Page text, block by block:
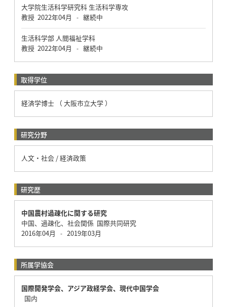
大学院生活科学研究科 生活科学専攻
教授 2022年04月 - 継続中
生活科学部 人間福祉学科
教授 2022年04月 - 継続中
取得学位
経済学博士 （ 大阪市立大学 ）
研究分野
人文・社会 / 経済政策
研究歴
中国農村過疎化に関する研究
中国、過疎化、社会関係 国際共同研究
2016年04月
- 2019年03月
所属学協会
国際開発学会、アジア政経学会、現代中国学会
国内